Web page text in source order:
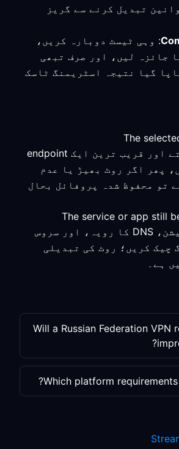
تبدیل کرنے سے گریز
: وہی ٹیسٹ دوبارہ کریں،
جائزہ لیں، اور صرف تبھی
گیا نتیجہ اسٹریمنگ ٹاسک
The
براہِ راست راستے اور قریب ترین ایک endpoint
پھر اگر روٹ بھیڑ یا عدم
تو محفوظ شدہ پروفائل بحال
The service or app still
اکاؤنٹ، ایپ سیشن، DNS کا رویہ، اور سروس
چیک کریں؛ روٹ کی تبدیلی
ہے۔
Will a Russian Federation VPN
Which platform requirements